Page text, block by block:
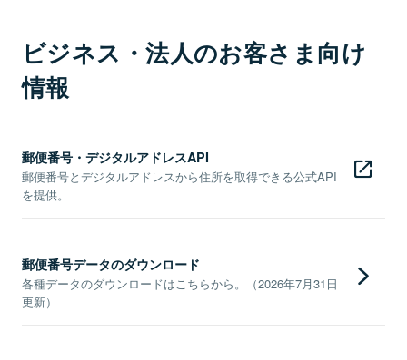
ビジネス・法人のお客さま向け
情報
郵便番号・デジタルアドレスAPI
郵便番号とデジタルアドレスから住所を取得できる公式API
を提供。
郵便番号データのダウンロード
各種データのダウンロードはこちらから。（2026年7月31日
更新）